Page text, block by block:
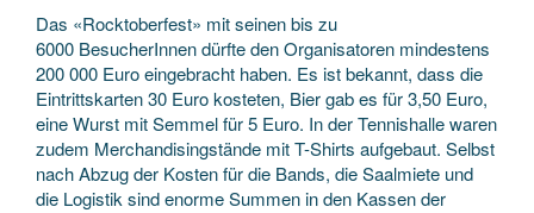
Das «Rocktoberfest» mit seinen bis zu
6000 BesucherInnen dürfte den Organisatoren mindestens
200 000 Euro eingebracht haben. Es ist bekannt, dass die
Eintrittskarten 30 Euro kosteten, Bier gab es für 3,50 Euro,
eine Wurst mit Semmel für 5 Euro. In der Tennishalle waren
zudem Merchandisingstände mit T-Shirts aufgebaut. Selbst
nach Abzug der Kosten für die Bands, die Saalmiete und
die Logistik sind enorme Summen in den Kassen der